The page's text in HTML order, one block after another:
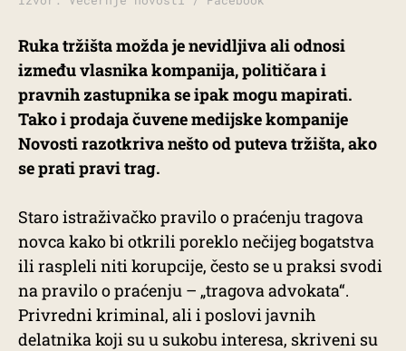
Ruka tržišta možda je nevidljiva ali odnosi
između vlasnika kompanija, političara i
pravnih zastupnika se ipak mogu mapirati.
Tako i prodaja čuvene medijske kompanije
Novosti razotkriva nešto od puteva tržišta, ako
se prati pravi trag.
Staro istraživačko pravilo o praćenju tragova
novca kako bi otkrili poreklo nečijeg bogatstva
ili raspleli niti korupcije, često se u praksi svodi
na pravilo o praćenju – „tragova advokata“.
Privredni kriminal, ali i poslovi javnih
delatnika koji su u sukobu interesa, skriveni su